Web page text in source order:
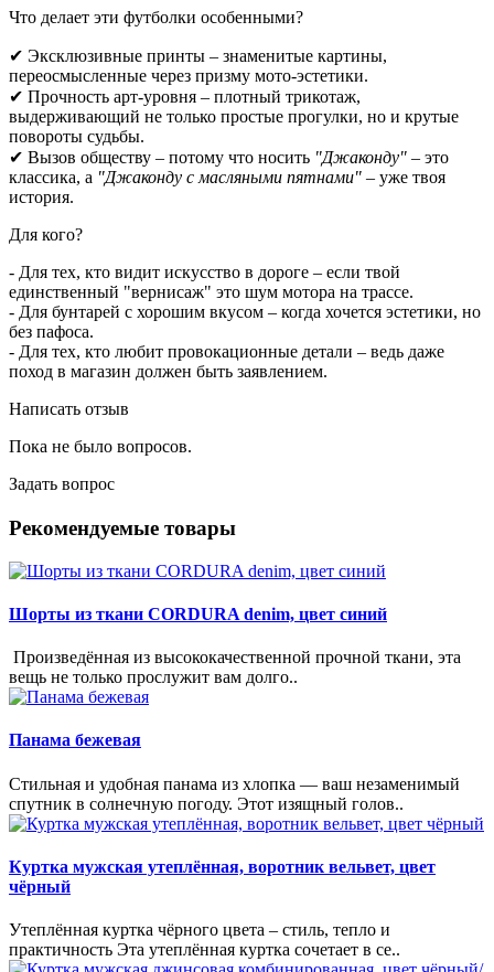
Что делает эти футболки особенными?
✔ Эксклюзивные принты – знаменитые картины,
переосмысленные через призму мото‑эстетики.
✔ Прочность арт-уровня – плотный трикотаж,
выдерживающий не только простые прогулки, но и крутые
повороты судьбы.
✔ Вызов обществу – потому что носить "Джаконду" – это
классика, а "Джаконду с масляными пятнами" – уже твоя
история.
Для кого?
- Для тех, кто видит искусство в дороге – если твой
единственный "вернисаж" это шум мотора на трассе.
- Для бунтарей с хорошим вкусом – когда хочется эстетики, но
без пафоса.
- Для тех, кто любит провокационные детали – ведь даже
поход в магазин должен быть заявлением.
Написать отзыв
Пока не было вопросов.
Задать вопрос
Рекомендуемые товары
Шорты из ткани CORDURA denim, цвет синий
Произведённая из высококачественной прочной ткани, эта
вещь не только прослужит вам долго..
Панама бежевая
Стильная и удобная панама из хлопка — ваш незаменимый
спутник в солнечную погоду. Этот изящный голов..
Куртка мужская утеплённая, воротник вельвет, цвет
чёрный
Утеплённая куртка чёрного цвета – стиль, тепло и
практичность Эта утеплённая куртка сочетает в се..